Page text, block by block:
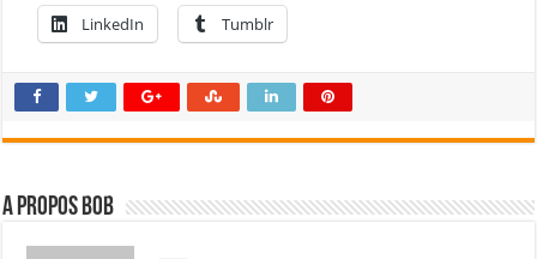
LinkedIn Tumblr
A propos bOb